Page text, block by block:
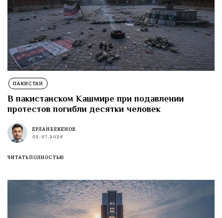
ПАКИСТАН
В пакистанском Кашмире при подавлении
протестов погибли десятки человек
ЕРЛАН БЕКЕНОВ
02.07.2026
ЧИТАТЬ ПОЛНОСТЬЮ